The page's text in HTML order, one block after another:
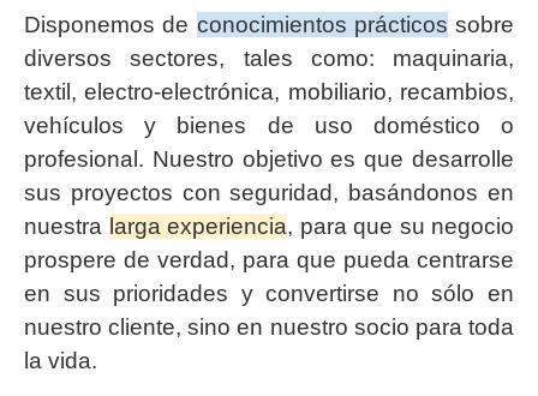
Disponemos de conocimientos prácticos sobre
diversos sectores, tales como: maquinaria,
textil, electro-electrónica, mobiliario, recambios,
vehículos y bienes de uso doméstico o
profesional. Nuestro objetivo es que desarrolle
sus proyectos con seguridad, basándonos en
nuestra larga experiencia, para que su negocio
prospere de verdad, para que pueda centrarse
en sus prioridades y convertirse no sólo en
nuestro cliente, sino en nuestro socio para toda
la vida.